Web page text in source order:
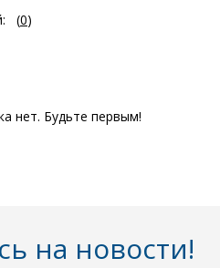
(0)
нет. Будьте первым!
на новости!